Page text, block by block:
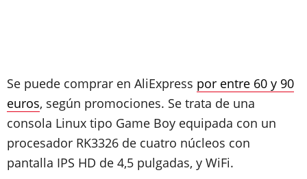
Se puede comprar en AliExpress por entre 60 y 90
euros, según promociones. Se trata de una
consola Linux tipo Game Boy equipada con un
procesador RK3326 de cuatro núcleos con
pantalla IPS HD de 4,5 pulgadas, y WiFi.